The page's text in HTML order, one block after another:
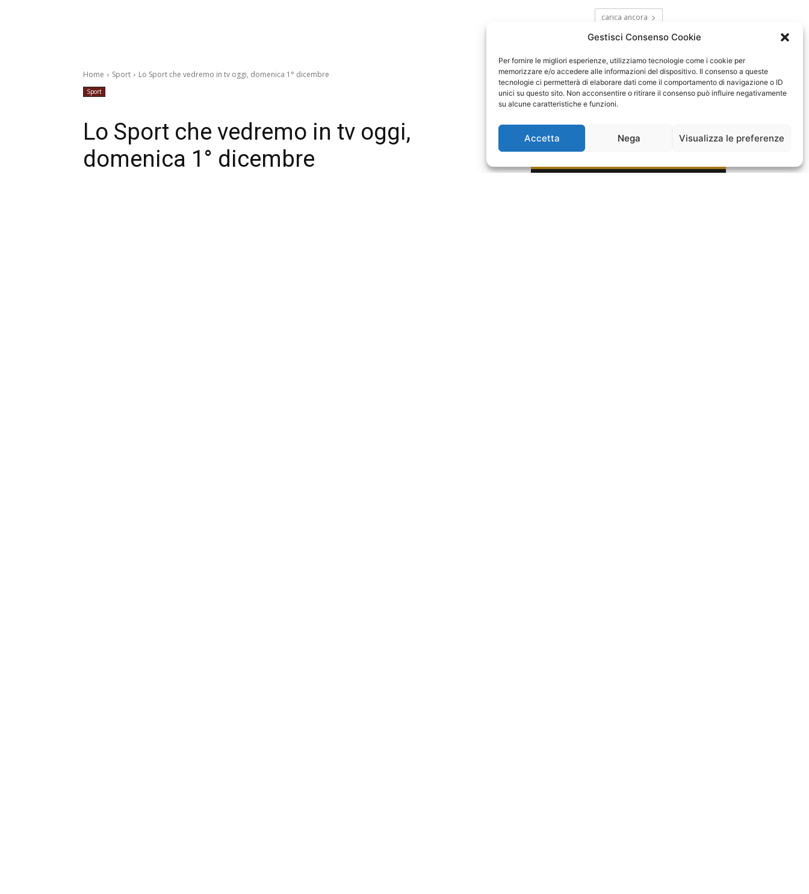
Gestisci Consenso Cookie
Per fornire le migliori esperienze, utilizziamo tecnologie come i cookie per
memorizzare e/o accedere alle informazioni del dispositivo. Il consenso a queste
tecnologie ci permetterà di elaborare dati come il comportamento di navigazione o ID
unici su questo sito. Non acconsentire o ritirare il consenso può influire negativamente
su alcune caratteristiche e funzioni.
Accetta Nega Visualizza le preferenze
carica ancora